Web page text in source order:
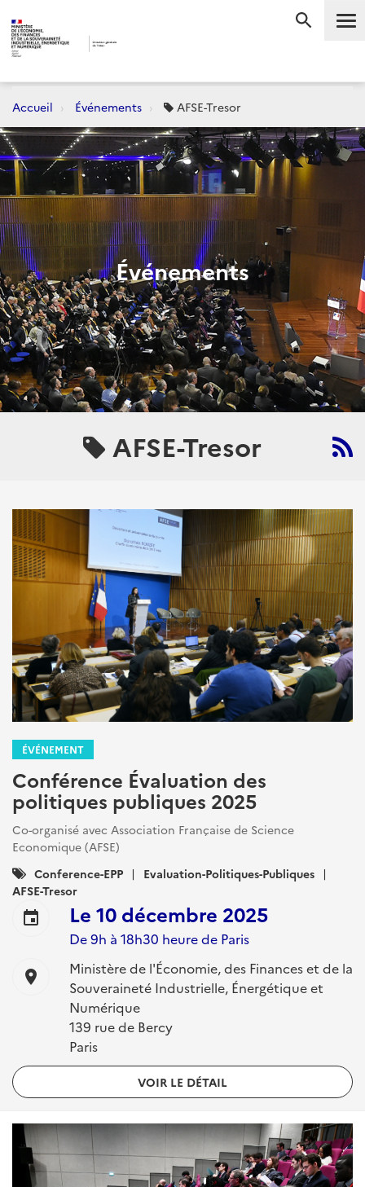
Accueil Événements AFSE-Tresor
Événements
AFSE-Tresor
ÉVÉNEMENT
Conférence Évaluation des
politiques publiques 2025
Co-organisé avec Association Française de Science
Economique (AFSE)
Catégories
:
Conference-EPP
Evaluation-Politiques-Publiques
AFSE-Tresor
event Le 10 décembre 2025
De 9h à 18h30 heure de Paris
location_on
Ministère de l'Économie, des Finances et de la
Souveraineté Industrielle, Énergétique et
Numérique
139 rue de Bercy
Paris
VOIR LE DÉTAIL